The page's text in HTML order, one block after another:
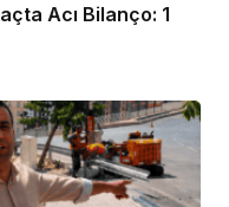
Acı Bilanço: 1